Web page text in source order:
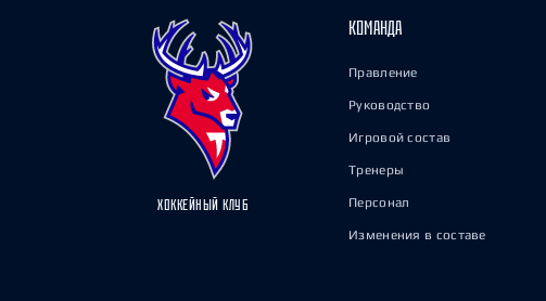
ХОККЕЙНЫЙ КЛУБ
КОМАНДА
Правление
Руководство
Игровой состав
Тренеры
Персонал
Изменения в составе